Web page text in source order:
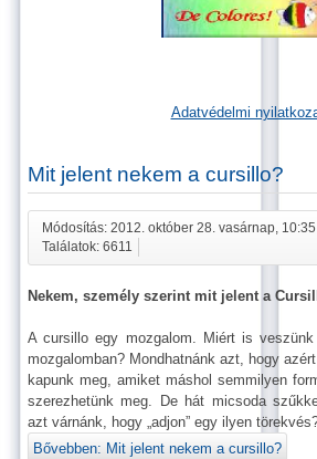
Adatvédelmi
Mit jelent nekem a cursillo?
Módosítás: 2012. október 28. vasárnap, 10:35
Találatok: 6611
Nekem, személy szerint mit jelent a
A cursillo egy mozgalom. Miért is
mozgalomban? Mondhatnánk azt, hogy
kapunk meg, amiket máshol semmilyen
szerezhetünk meg. De hát micsoda
azt várnánk, hogy „adjon” egy ilyen
Bővebben: Mit jelent nekem a cursillo?